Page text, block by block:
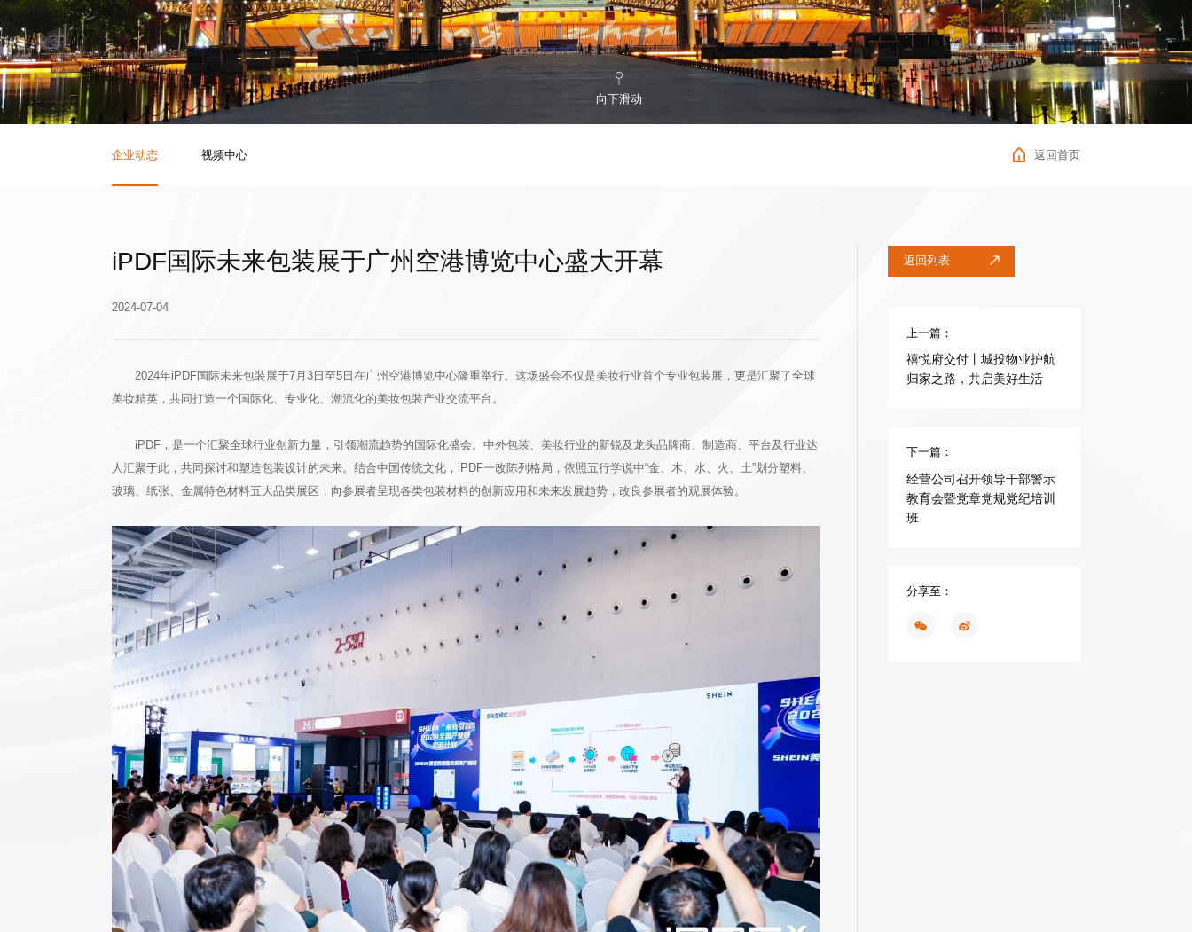
向下滑动
企业动态 视频中心 返回首页
iPDF国际未来包装展于广州空港博览中心盛大开幕
2024-07-04
2024年iPDF国际未来包装展于7月3日至5日在广州空港博览中心隆重举行。这场盛会不仅是美妆行业首个专业包装展，更是汇聚了全球
美妆精英，共同打造一个国际化、专业化、潮流化的美妆包装产业交流平台。
iPDF，是一个汇聚全球行业创新力量，引领潮流趋势的国际化盛会。中外包装、美妆行业的新锐及龙头品牌商、制造商、平台及行业达
人汇聚于此，共同探讨和塑造包装设计的未来。结合中国传统文化，iPDF一改陈列格局，依照五行学说中“金、木、水、火、土”划分塑料、
玻璃、纸张、金属特色材料五大品类展区，向参展者呈现各类包装材料的创新应用和未来发展趋势，改良参展者的观展体验。
返回列表
上一篇：
禧悦府交付丨城投物业护航
归家之路，共启美好生活
下一篇：
经营公司召开领导干部警示
教育会暨党章党规党纪培训
班
分享至：